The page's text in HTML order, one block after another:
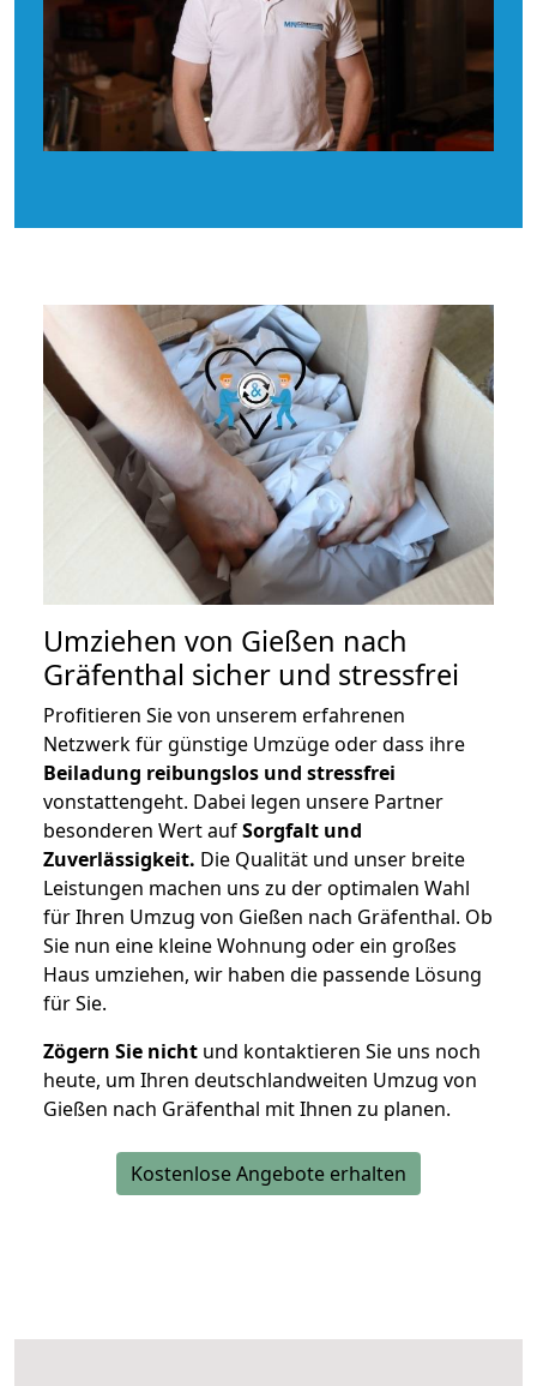
Umziehen von Gießen nach
Gräfenthal sicher und stressfrei
Profitieren Sie von unserem erfahrenen
Netzwerk für günstige Umzüge oder dass ihre
Beiladung reibungslos und stressfrei
vonstattengeht. Dabei legen unsere Partner
besonderen Wert aufSorgfalt und
Zuverlässigkeit. Die Qualität und unser breite
Leistungen machen uns zu der optimalen Wahl
für Ihren Umzug von Gießen nach Gräfenthal. Ob
Sie nun eine kleine Wohnung oder ein großes
Haus umziehen, wir haben die passende Lösung
für Sie.
Zögern Sie nicht und kontaktieren Sie uns noch
heute, um Ihren deutschlandweiten Umzug von
Gießen nach Gräfenthal mit Ihnen zu planen.
Kostenlose Angebote erhalten